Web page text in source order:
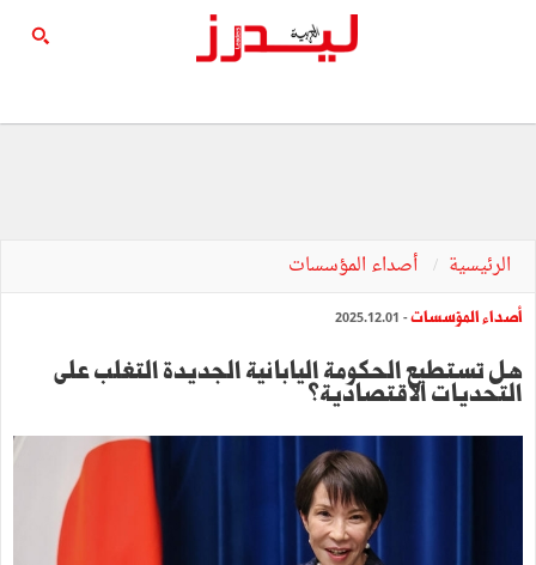
الرئيسية أصداء المؤسسات
أصداء المؤسسات- 2025.12.01
هل تستطيع الحكومة اليابانية الجديدة التغلب على
التحديات الاقتصادية؟